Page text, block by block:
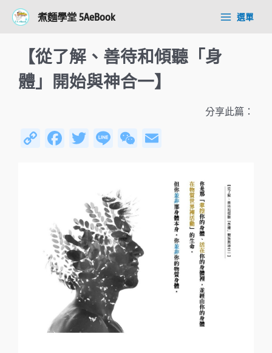
煮麵學堂 5AeBook
Main選單
【從了解、善待和傾聽「身
體」開始與神合一】
分享此篇：
C
Fa
ok
T
er
Li
W
at
ail
navigation